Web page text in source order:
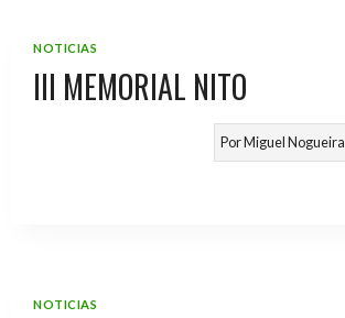
NOTICIAS
III MEMORIAL NITO
PorMiguel Nogueira
NOTICIAS